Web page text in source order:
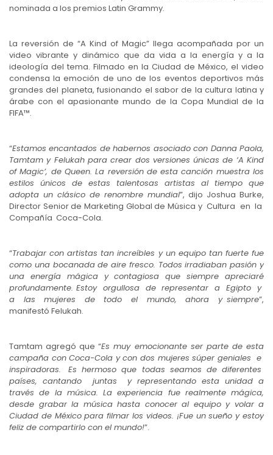
nominada a los premios Latin Grammy.
La reversión de “A Kind of Magic” llega acompañada por un
video vibrante y dinámico que da vida a la energía y a la
ideología del tema. Filmado en la Ciudad de México, el video
condensa la emoción de uno de los eventos deportivos más
grandes del planeta, fusionando el sabor de la cultura latina y
árabe con el apasionante mundo de la Copa Mundial de la
FIFA™.
“Estamos encantados de habernos asociado con Danna Paola,
Tamtam y Felukah para crear dos versiones únicas de ‘A Kind
of Magic’, de Queen. La reversión de esta canción muestra los
estilos únicos de estas talentosas artistas al tiempo que
adopta un clásico de renombre mundial”, dijo Joshua Burke,
Director Senior de Marketing Global de Música y Cultura en la
Compañía Coca-Cola.
“Trabajar con artistas tan increíbles y un equipo tan fuerte fue
como una bocanada de aire fresco. Todos irradiaban pasión y
una energía mágica y contagiosa que siempre apreciaré
profundamente. Estoy orgullosa de representar a Egipto y
a las mujeres de todo el mundo, ahora y siempre”,
manifestó Felukah.
Tamtam agregó que “Es muy emocionante ser parte de esta
campaña con Coca-Cola y con dos mujeres súper geniales e
inspiradoras. Es hermoso que todas seamos de diferentes
países, cantando juntas y representando esta unidad a
través de la música. La experiencia fue realmente mágica,
desde grabar la música hasta conocer al equipo y volar a
Ciudad de México para filmar los videos. ¡Fue un sueño y estoy
feliz de compartirlo con el mundo!”.